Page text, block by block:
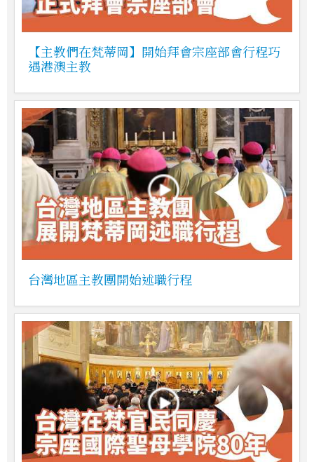
【主教們在梵蒂岡】開始拜會宗座部會行程巧
遇港澳主教
台灣地區主教團開始述職行程